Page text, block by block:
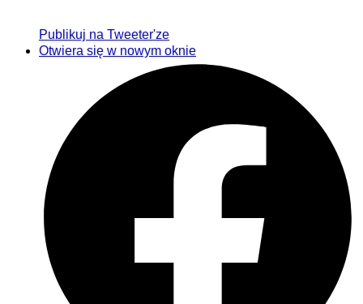
Publikuj na Tweeter'ze
Otwiera się w nowym oknie